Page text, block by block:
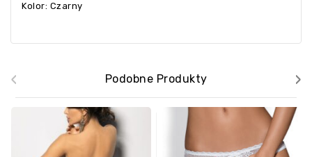
Kolor: Czarny
Podobne Produkty
‹ ›